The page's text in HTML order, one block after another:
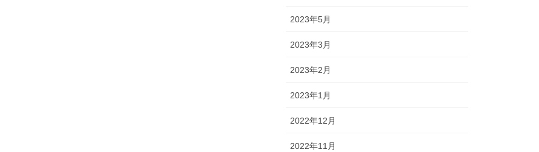
2023年5月
2023年3月
2023年2月
2023年1月
2022年12月
2022年11月